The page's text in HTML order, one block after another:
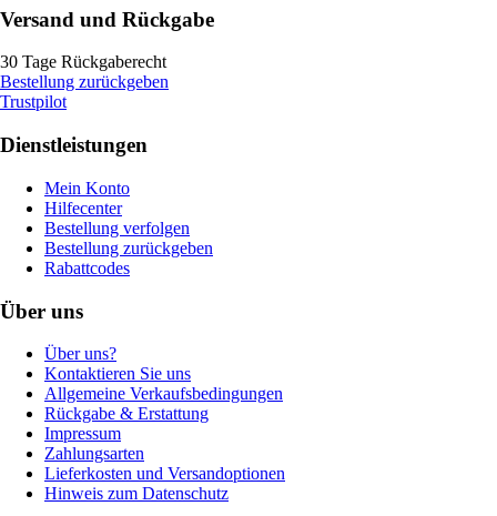
Versand und Rückgabe
30 Tage Rückgaberecht
Bestellung zurückgeben
Trustpilot
Dienstleistungen
Mein Konto
Hilfecenter
Bestellung verfolgen
Bestellung zurückgeben
Rabattcodes
Über uns
Über uns?
Kontaktieren Sie uns
Allgemeine Verkaufsbedingungen
Rückgabe & Erstattung
Impressum
Zahlungsarten
Lieferkosten und Versandoptionen
Hinweis zum Datenschutz